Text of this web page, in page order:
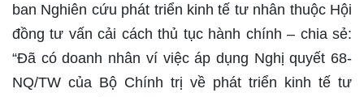
ban Nghiên cứu phát triển kinh tế tư nhân thuộc Hội
đồng tư vấn cải cách thủ tục hành chính – chia sẻ:
“Đã có doanh nhân ví việc áp dụng Nghị quyết 68-
NQ/TW của Bộ Chính trị về phát triển kinh tế tư